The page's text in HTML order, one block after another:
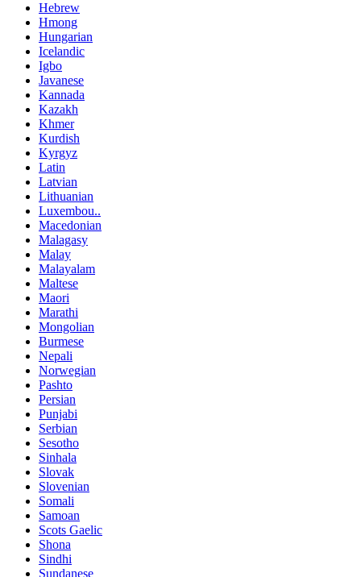
Hebrew
Hmong
Hungarian
Icelandic
Igbo
Javanese
Kannada
Kazakh
Khmer
Kurdish
Kyrgyz
Latin
Latvian
Lithuanian
Luxembou..
Macedonian
Malagasy
Malay
Malayalam
Maltese
Maori
Marathi
Mongolian
Burmese
Nepali
Norwegian
Pashto
Persian
Punjabi
Serbian
Sesotho
Sinhala
Slovak
Slovenian
Somali
Samoan
Scots Gaelic
Shona
Sindhi
Sundanese